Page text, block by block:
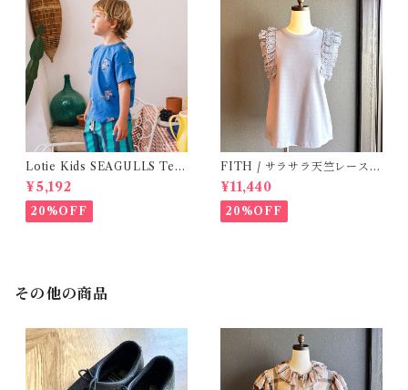
Lotie Kids SEAGULLS Tee
(12m- 8Y)
¥5,192
20%OFF
FITH / サラサラ天竺レースT
シャツ (BL) / 145・155
¥11,440
20%OFF
その他の商品